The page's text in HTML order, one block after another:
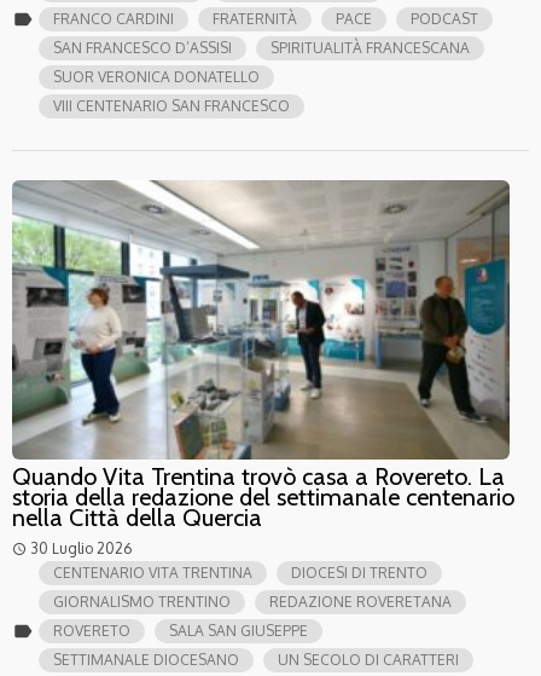
label
FRANCO CARDINI
FRATERNITÀ PACE
PODCAST
SAN FRANCESCO D’ASSISI
SPIRITUALITÀ FRANCESCANA
SUOR VERONICA DONATELLO
VIII CENTENARIO SAN FRANCESCO
Quando Vita Trentina trovò casa a Rovereto. La
storia della redazione del settimanale centenario
nella Città della Quercia
access_time 30 Luglio 2026
label
CENTENARIO VITA TRENTINA
DIOCESI DI TRENTO
GIORNALISMO TRENTINO
REDAZIONE ROVERETANA
ROVERETO
SALA SAN GIUSEPPE
SETTIMANALE DIOCESANO
UN SECOLO DI CARATTERI